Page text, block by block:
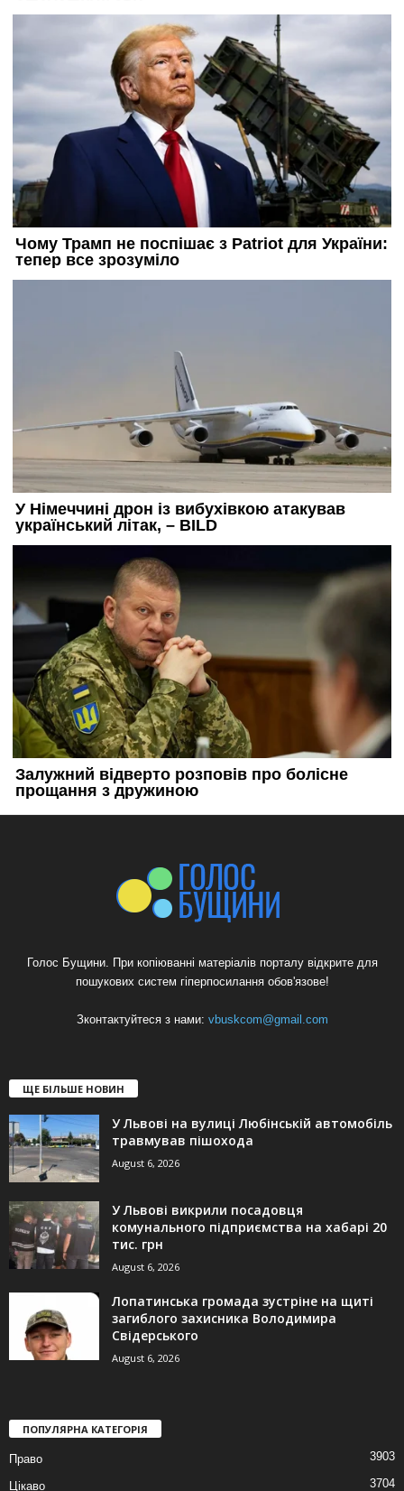
Голос Бущини. При копіюванні матеріалів порталу відкрите для
пошукових систем гіперпосилання обов'язове!
Зконтактуйтеся з нами: vbuskcom@gmail.com
ЩЕ БІЛЬШЕ НОВИН
У Львові на вулиці Любінській автомобіль
травмував пішохода
August 6, 2026
У Львові викрили посадовця
комунального підприємства на хабарі 20
тис. грн
August 6, 2026
Лопатинська громада зустріне на щиті
загиблого захисника Володимира
Свідерського
August 6, 2026
ПОПУЛЯРНА КАТЕГОРІЯ
Право 3903
Цікаво 3704